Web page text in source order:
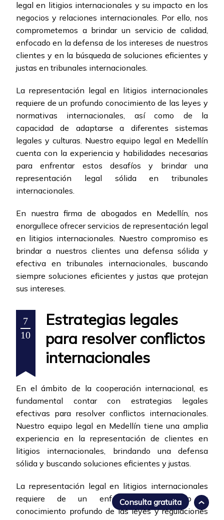
legal en litigios internacionales y su impacto en los
negocios y relaciones internacionales. Por ello, nos
comprometemos a brindar un servicio de calidad,
enfocado en la defensa de los intereses de nuestros
clientes y en la búsqueda de soluciones eficientes y
justas en tribunales internacionales.
La representación legal en litigios internacionales
requiere de un profundo conocimiento de las leyes y
normativas internacionales, así como de la
capacidad de adaptarse a diferentes sistemas
legales y culturas. Nuestro equipo legal en Medellín
cuenta con la experiencia y habilidades necesarias
para enfrentar estos desafíos y brindar una
representación legal sólida en tribunales
internacionales.
En nuestra firma de abogados en Medellín, nos
enorgullece ofrecer servicios de representación legal
en litigios internacionales. Nuestro compromiso es
brindar a nuestros clientes una defensa sólida y
efectiva en tribunales internacionales, buscando
siempre soluciones eficientes y justas que protejan
sus intereses.
7
10
Estrategias legales
para resolver conflictos
internacionales
En el ámbito de la cooperación internacional, es
fundamental contar con estrategias legales
efectivas para resolver conflictos internacionales.
Nuestro equipo legal en Medellín tiene una amplia
experiencia en la representación de clientes en
litigios internacionales, brindando una defensa
sólida y buscando soluciones eficientes y justas.
La representación legal en litigios internacionales
requiere de un enfoque especializado y
conocimiento profundo de las leyes y regulaciones
Consulta gratuita